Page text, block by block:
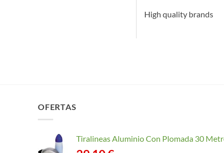
High quality brands
OFERTAS
Tiralineas Aluminio Con Plomada 30